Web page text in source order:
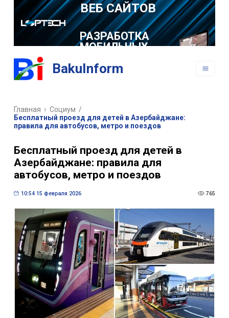
РАЗРАБОТКА
МОБИЛЬНЫХ
ПРИЛОЖЕНИЙ
BakuInform
Главная Социум /
Бесплатный проезд для детей в Азербайджане:
правила для автобусов, метро и поездов
Бесплатный проезд для детей в
Азербайджане: правила для
автобусов, метро и поездов
10:54 15 февраля 2026 765